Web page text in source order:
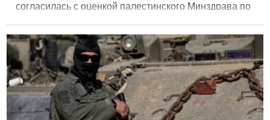
согласилась с оценкой палестинского Минздрава по
называли «пропагандой ХАМАСа».